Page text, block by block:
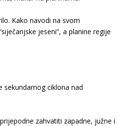
Kako navodi na svom
jeseni”, a planine regije
ciklona nad
zahvatiti zapadne, južne i